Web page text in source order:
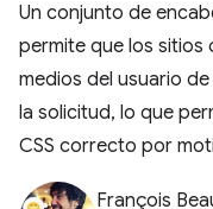
Un conjunto de
permite que los sitios
medios del usuario
la solicitud, lo que
CSS correcto por
François